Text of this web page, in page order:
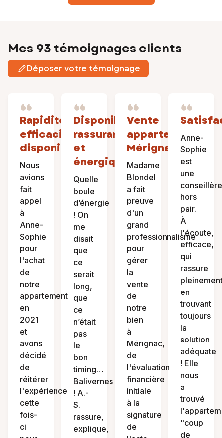
Mes 93 témoignages clients
Déposer votre témoignage
Rapidité,
efficacité,
disponibilité
Nous
avions
fait
appel
à
Anne-
Sophie
pour
l'achat
de
notre
appartement
en
2021
et
avons
décidé
de
réitérer
l'expérience
cette
fois-
ci
Disponible,
rassurante
et
énergique
Quelle
boule
d’énergie
! On
me
disait
que
ce
serait
long,
que
ce
n’était
pas
le
bon
timing…
Balivernes
! A.-
S.
rassure,
explique,
Vente
appartement
Mérignac
Madame
Blondel
a fait
preuve
d'un
grand
professionnalisme
pour
gérer
la
vente
de
notre
bien
à
Mérignac,
de
l'évaluation
financière
initiale
à la
signature
de
Anne-
Sophie
est
une
conseillère
hors
pair.
À
l'écoute,
efficace,
qui
rassure
pleinement
en
trouvant
toujours
la
solution
adéquate
! Elle
nous
a
trouvé
"coup
de